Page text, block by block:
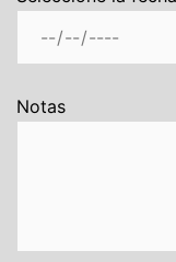
Notas